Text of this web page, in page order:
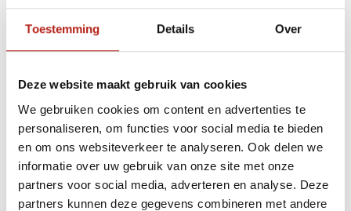
Toestemming Details Over
Deze website maakt gebruik van cookies
We gebruiken cookies om content en advertenties te
personaliseren, om functies voor social media te bieden
en om ons websiteverkeer te analyseren. Ook delen we
informatie over uw gebruik van onze site met onze
partners voor social media, adverteren en analyse. Deze
partners kunnen deze gegevens combineren met andere
Apply filters
Producten getagd met 3
zwaarden incl standaard
Producten